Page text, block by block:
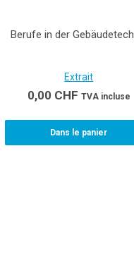
Berufe in der
Extrait
0,00 CHF TVA incluse
Dans le panier